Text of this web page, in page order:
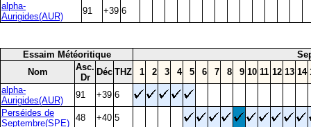
alpha-
Aurigides(AUR)
91 +39 6
Essaim Météoritique
Nom
Asc.
Dr
Déc THZ 1 2 3 4 5 6 7 8 9 10 11 12 13 14
alpha-
Aurigides(AUR)
91 +39 6
Perséides de
Septembre(SPE)
48 +40 5